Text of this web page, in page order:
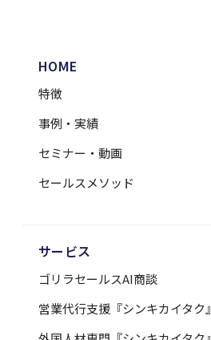
HOME
特徴
事例・実績
セミナー・動画
セールスメソッド
サービス
ゴリラセールスAI商談
営業代行支援『シンキカイタク』